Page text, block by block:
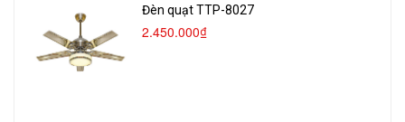
Đèn quạt TTP-8027
2.450.000₫